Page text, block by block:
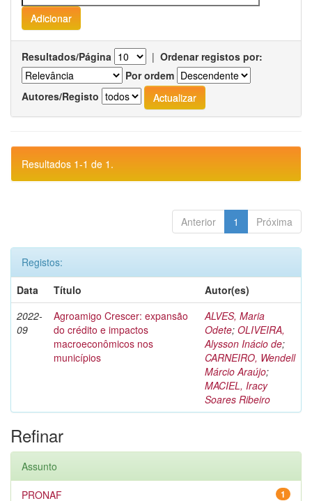
Resultados/Página | Ordenar registos por:
Por ordem
Autores/Registo
Resultados 1-1 de 1.
Anterior 1 Próxima
Registos:
Data
Título
Autor(es)
2022-
09
Agroamigo Crescer: expansão
do crédito e impactos
macroeconômicos nos
municípios
ALVES, Maria
Odete; OLIVEIRA,
Alysson Inácio de;
CARNEIRO, Wendell
Márcio Araújo;
MACIEL, Iracy
Soares Ribeiro
Refinar
Assunto
1
PRONAF